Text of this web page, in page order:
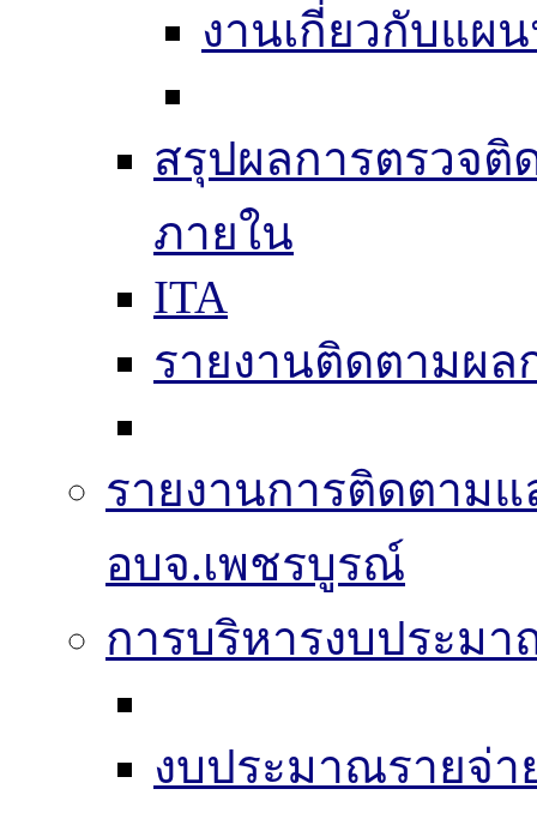
งานเกี่ยวกับแผ
สรุปผลการตรวจติ
ภายใน
ITA
รายงานติดตามผ
รายงานการติดตาม
อบจ.เพชรบูรณ์
การบริหารงบประม
งบประมาณรายจ่า